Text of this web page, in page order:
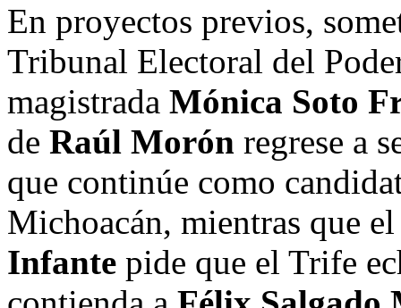
En proyectos previos,
Tribunal Electoral del
magistrada Mónica Soto
de Raúl Morón regrese a
que continúe como
Michoacán, mientras que
Infante pide que el Trife